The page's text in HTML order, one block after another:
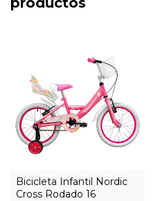
Bicicleta Infantil Nordic
Cross Rodado 16